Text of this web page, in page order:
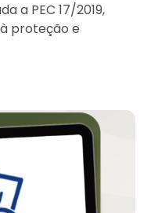
a PEC 17/2019,
proteção e